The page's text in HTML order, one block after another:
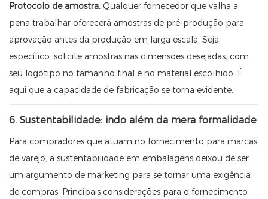
Protocolo de amostra. Qualquer fornecedor que valha a
pena trabalhar oferecerá amostras de pré-produção para
aprovação antes da produção em larga escala. Seja
específico: solicite amostras nas dimensões desejadas, com
seu logotipo no tamanho final e no material escolhido. É
aqui que a capacidade de fabricação se torna evidente.
6. Sustentabilidade: indo além da mera formalidade
Para compradores que atuam no fornecimento para marcas
de varejo, a sustentabilidade em embalagens deixou de ser
um argumento de marketing para se tornar uma exigência
de compras. Principais considerações para o fornecimento